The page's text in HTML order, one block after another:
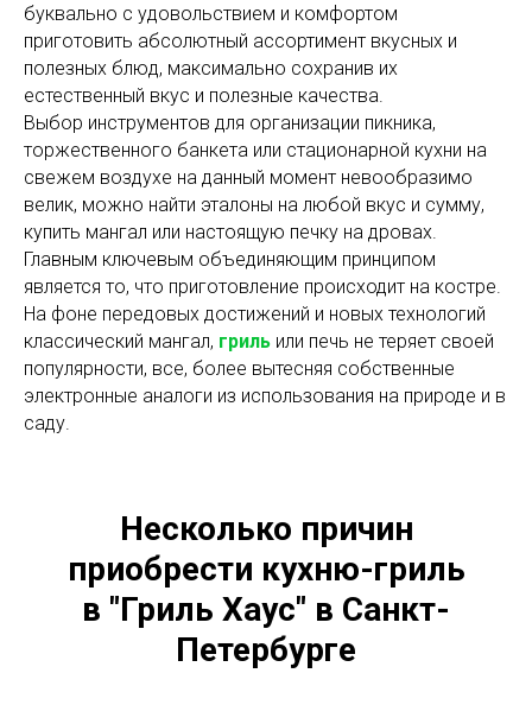
буквально с удовольствием и комфортом
приготовить абсолютный ассортимент вкусных и
полезных блюд, максимально сохранив их
естественный вкус и полезные качества.
Выбор инструментов для организации пикника,
торжественного банкета или стационарной кухни на
свежем воздухе на данный момент невообразимо
велик, можно найти эталоны на любой вкус и сумму,
купить мангал или настоящую печку на дровах.
Главным ключевым объединяющим принципом
является то, что приготовление происходит на костре.
На фоне передовых достижений и новых технологий
классический мангал, гриль или печь не теряет своей
популярности, все, более вытесняя собственные
электронные аналоги из использования на природе и в
саду.
Несколько причин
приобрести кухню-гриль
в "Гриль Хаус" в Санкт-
Петербурге